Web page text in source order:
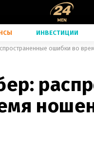
ИНВЕСТИЦИИ
ошибки во